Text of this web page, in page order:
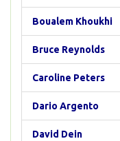
Boualem Khoukhi
Bruce Reynolds
Caroline Peters
Dario Argento
David Dein